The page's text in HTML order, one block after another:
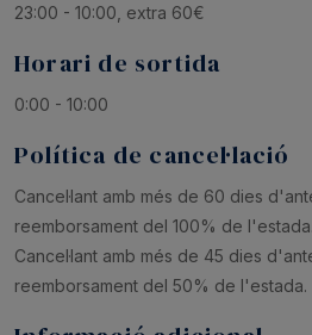
23:00 - 10:00, extra 60€
Horari de sortida
0:00 - 10:00
Política de cancel·lació
Cancel·lant amb més de 60 dies
reemborsament del 100% de l'estada.
Cancel·lant amb més de 45 dies
reemborsament del 50% de l'estada.